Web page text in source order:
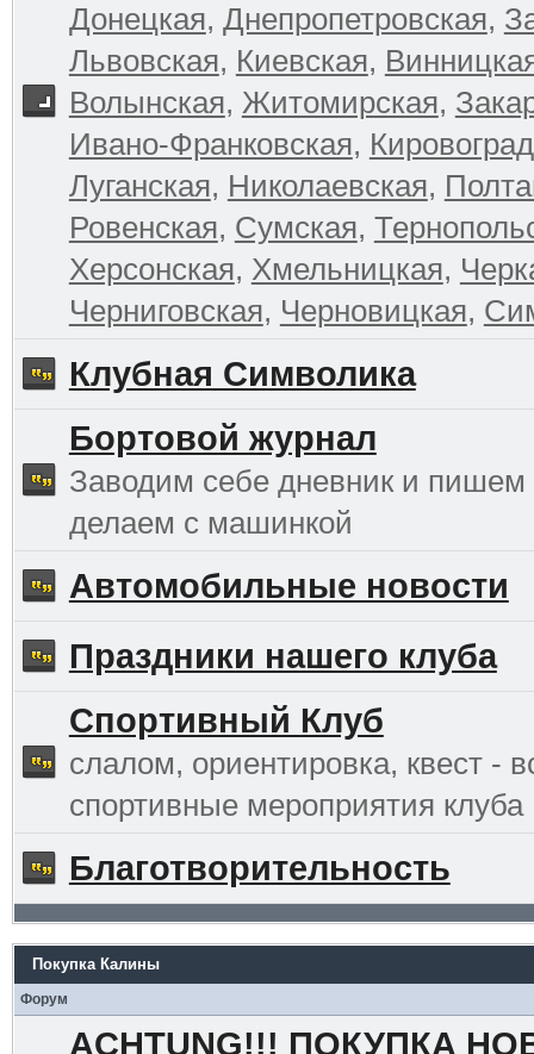
Донецкая, Днепропетровская,
Львовская, Киевская,
Волынская, Житомирская,
Ивано-Франковская,
Луганская, Николаевская,
Ровенская, Сумская,
Херсонская, Хмельницкая,
Черниговская, Черновицкая,
Клубная Символика
Бортовой журнал
Заводим себе дневник и пишем
делаем с машинкой
Автомобильные новости
Праздники нашего клуба
Спортивный Клуб
слалом, ориентировка, квест -
спортивные мероприятия клуба
Благотворительность
Покупка Калины
Форум
ACHTUNG!!! ПОКУПКА